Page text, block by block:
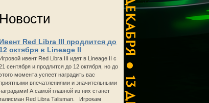
Новости
Ивент Red Libra III продлится до
12 октября в Lineage II
Игровой ивент Red Libra III идет в Lineage II с
сентября и продлится до 12 октября, но до
момента успеет наградить вас
впечатлениями и значительными
А самой главной из них станет
Red Libra Talisman. Игрокам